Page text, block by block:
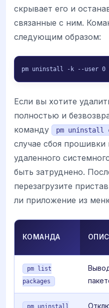
скрывает его и
связанные с ним.
следующим образом:
pm uninstall -k --user 0
Если вы хотите
полностью и
команду
pm uninstall
случае сбоя прошивки
удаленного
быть затруднено.
перезагрузите
ли приложение из
КОМАНДА
pm list
packages
pm uninstall